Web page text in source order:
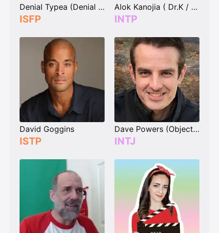
Denial Typea (Denial Aguayo)
ISFP
Alok Kanojia ( Dr.K / HealthyGamerGG )
INTP
David Goggins
ISTP
Dave Powers (Objective Personality)
INTJ